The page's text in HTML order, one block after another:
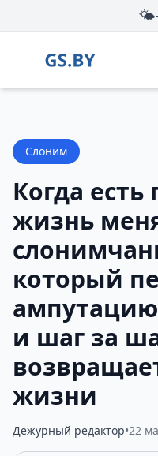
🌤️
Слоним
Когда
жизнь
который
и шаг за
жизни
Дежурный редактор•22